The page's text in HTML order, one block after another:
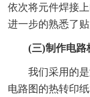
依次将元件焊接
进一步的熟悉了
(三)制作电路
我们采用的是
电路图的热转印